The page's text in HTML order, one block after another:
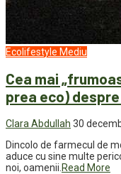
Ecolifestyle Mediu
Cea mai
prea eco)
Clara Abdullah 30
Dincolo de farmecul de
aduce cu sine multe
noi, oamenii. Read More